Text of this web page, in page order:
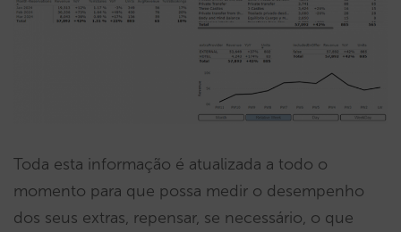
Toda esta informação é atualizada a todo o
momento para que possa medir o desempenho
dos seus extras, repensar, se necessário, o que